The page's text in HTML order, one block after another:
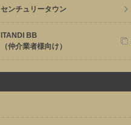
センチュリータウン
ITANDI BB
（仲介業者様向け）